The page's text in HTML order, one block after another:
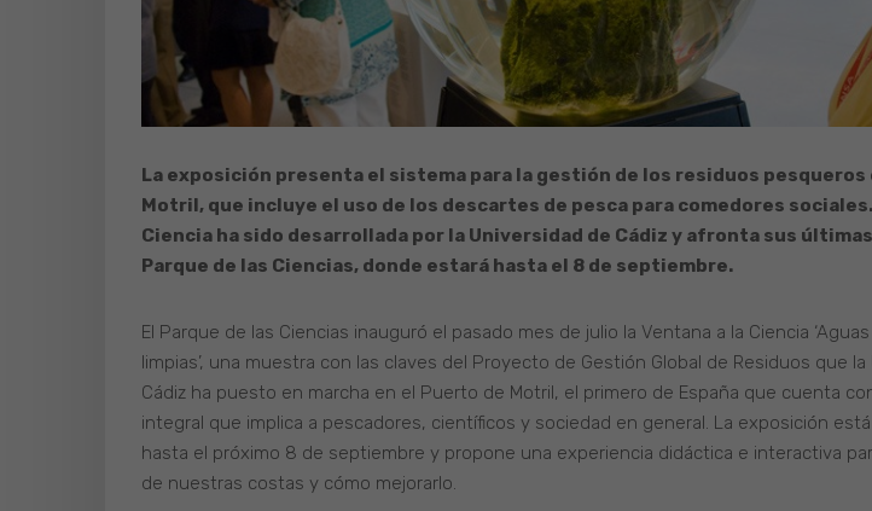
La exposición presenta el sistema para la gestión de los residuos pesqueros
Motril, que incluye el uso de los descartes de pesca para comedores sociales.
Ciencia ha sido desarrollada por la Universidad de Cádiz y afronta sus últimas
Parque de las Ciencias, donde estará hasta el 8 de septiembre.
El Parque de las Ciencias inauguró el pasado mes de julio la Ventana a la Ciencia
limpias’, una muestra con las claves del Proyecto de Gestión Global de Residuos que
Cádiz ha puesto en marcha en el Puerto de Motril, el primero de España que cuenta
integral que implica a pescadores, científicos y sociedad en general. La exposición
hasta el próximo 8 de septiembre y propone una experiencia didáctica e interactiva
de nuestras costas y cómo mejorarlo.